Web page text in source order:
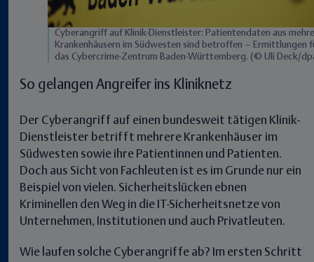
Cyberangriff auf Klinik-Dienstleister: Patientendaten aus
Krankenhäusern im Südwesten sind betroffen – Ermittlungen
das Cybercrime-Zentrum Baden-Württemberg. (© Uli Deck/
So gelangen Angreifer ins Kliniknetz
Der Cyberangriff auf einen bundesweit tätigen Klinik-
Dienstleister betrifft mehrere Krankenhäuser im
Südwesten sowie ihre Patientinnen und Patienten.
Doch aus Sicht von Fachleuten ist es im Grunde nur ein
Beispiel von vielen. Sicherheitslücken ebnen
Kriminellen den Weg in die IT-Sicherheitsnetze von
Unternehmen, Institutionen und auch Privatleuten.
Wie laufen solche Cyberangriffe ab? Im ersten Schritt